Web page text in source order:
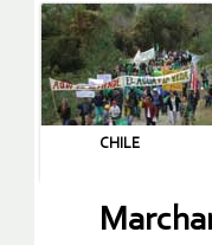
CHILE